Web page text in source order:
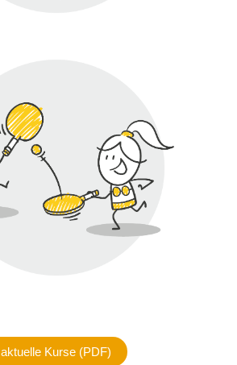
aktuelle Kurse (PDF)